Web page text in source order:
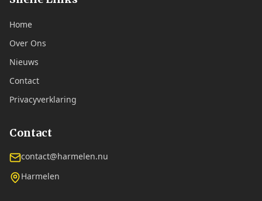
Home
Over Ons
Nieuws
Contact
Privacyverklaring
Contact
contact@harmelen.nu
Harmelen